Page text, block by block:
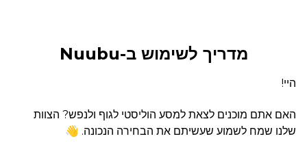
מדריך לשימוש ב-Nuubu
היי!
האם אתם מוכנים לצאת למסע הוליסטי לגוף ולנפש? הצוות
שלנו שמח לשמוע שעשיתם את הבחירה הנכונה. 👋